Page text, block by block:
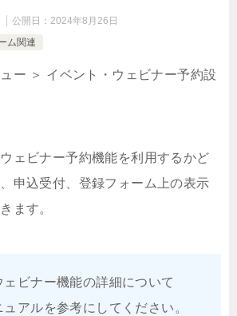
公開日： 2024年8月26日
ム関連
ー ＞ イベント・ウェビナー予約設
ェビナー予約機能を利用するかど
申込受付、登録フォーム上の表示
ます。
ェビナー機能の詳細について
アルを参考にしてください。